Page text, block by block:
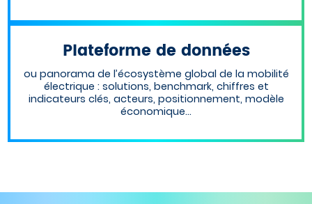
Plateforme de données
ou panorama de l’écosystème global de la mobilité
électrique : solutions, benchmark, chiffres et
indicateurs clés, acteurs, positionnement, modèle
économique…